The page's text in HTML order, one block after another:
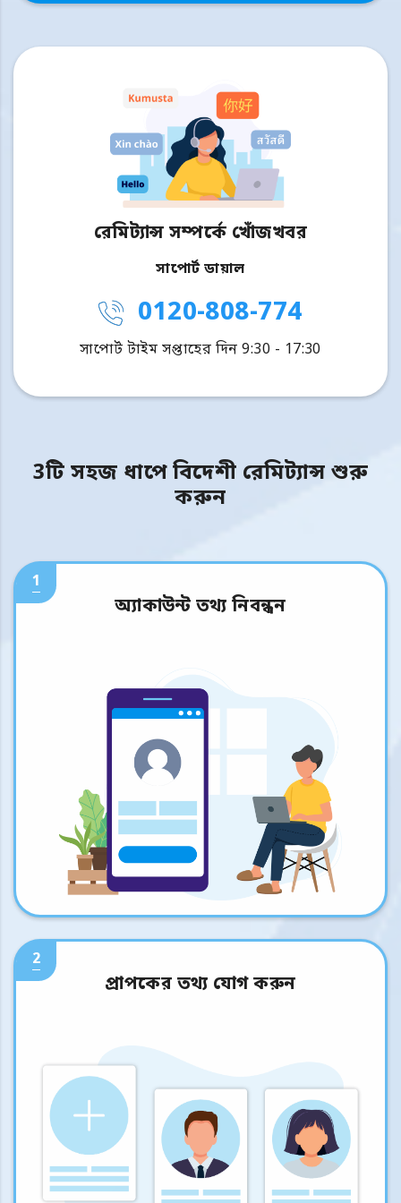
রেমিট্যান্স সম্পর্কে খোঁজখবর
সাপোর্ট ডায়াল
0120-808-774
সাপোর্ট টাইম সপ্তাহের দিন 9:30 - 17:30
3টি সহজ ধাপে বিদেশী রেমিট্যান্স শুরু
করুন
1
অ্যাকাউন্ট তথ্য নিবন্ধন
2
প্রাপকের তথ্য যোগ করুন